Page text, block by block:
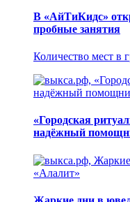
В «АйТиКидс»
пробные занятия
Количество мест в
«Городская
надёжный